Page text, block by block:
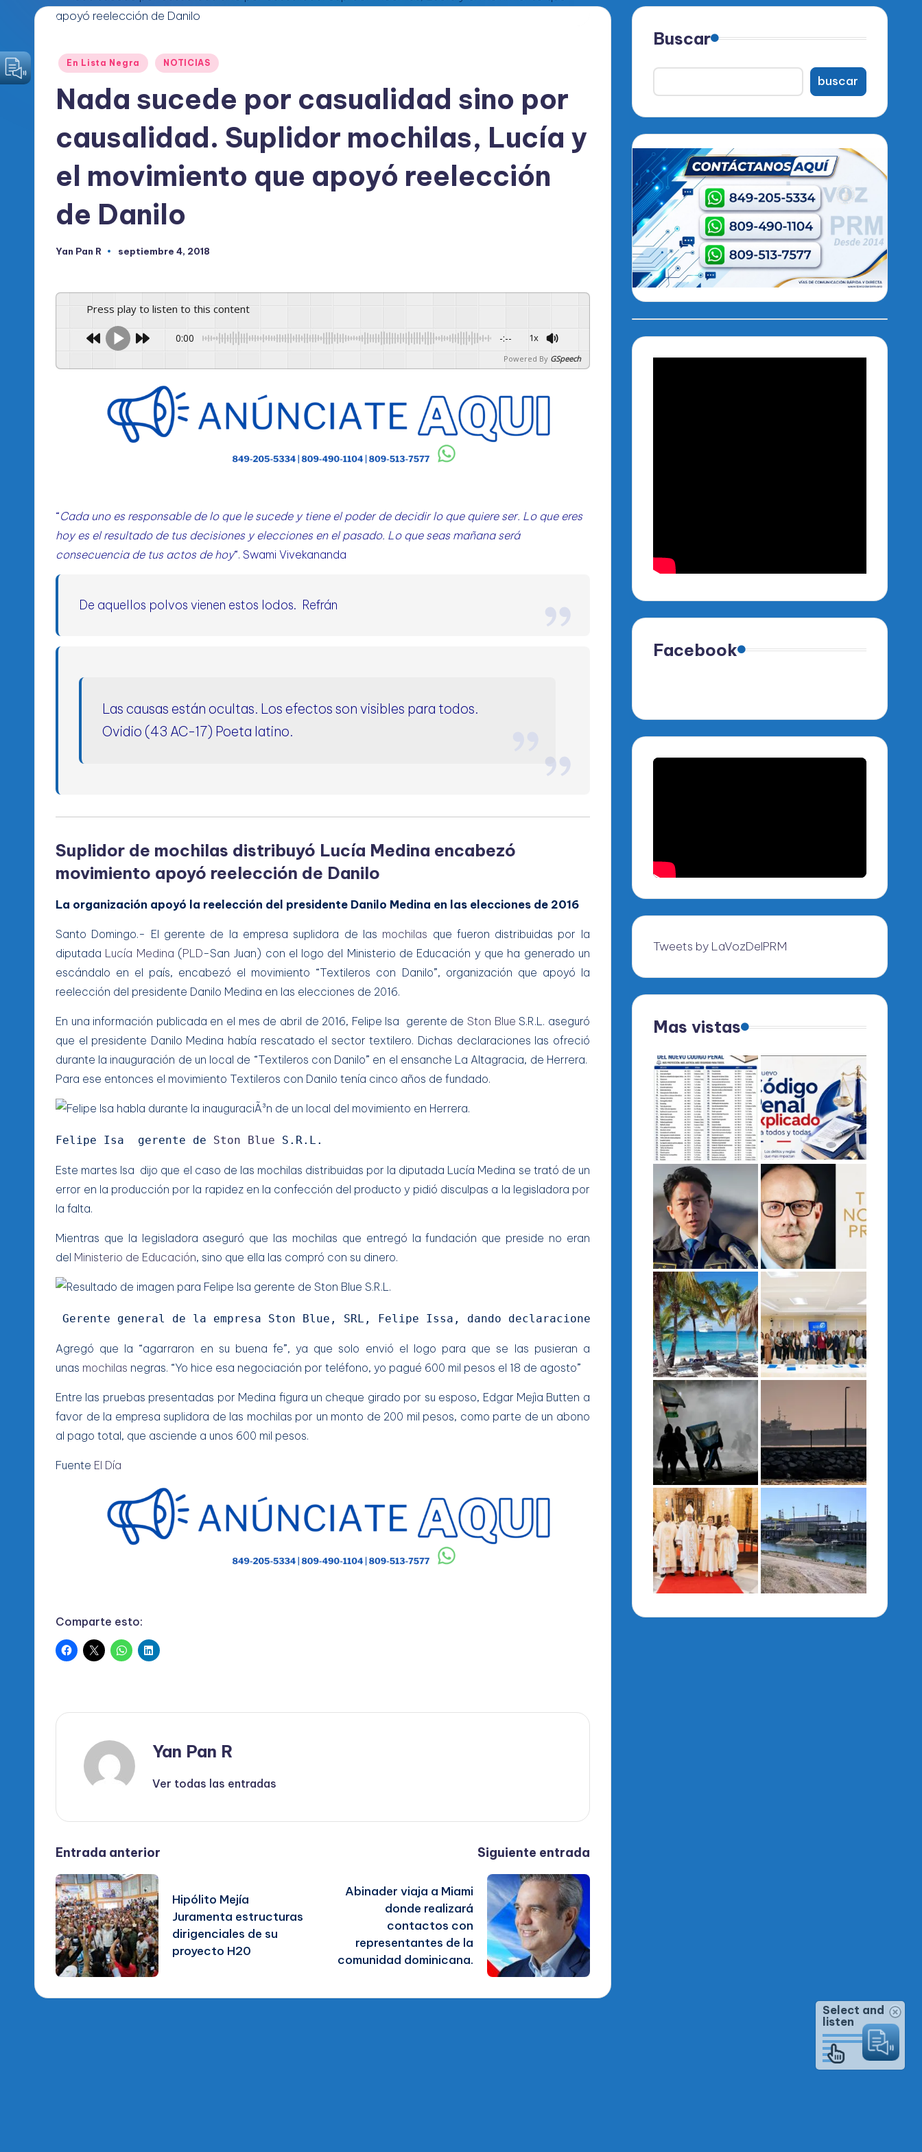
O
Publicado
En Lista Negra NOTICIAS
Nada sucede por casualidad sino por
causalidad. Suplidor mochilas, Lucía y
el movimiento que apoyó reelección
de Danilo
Publicado
Yan Pan R septiembre 4, 2018
Press play to listen to this content
0:00 -:-- 1x
Powered By GSpeech
“Cada uno es responsable de lo que le sucede y tiene el poder de decidir lo que quiere ser. Lo que eres
hoy es el resultado de tus decisiones y elecciones en el pasado. Lo que seas mañana será
consecuencia de tus actos de hoy“. Swami Vivekananda
De aquellos polvos vienen estos lodos. Refrán
Las causas están ocultas. Los efectos son visibles para todos.
Ovidio (43 AC-17) Poeta latino.
Suplidor de mochilas distribuyó Lucía Medina encabezó
movimiento apoyó reelección de Danilo
La organización apoyó la reelección del presidente Danilo Medina en las elecciones de 2016
Santo Domingo.- El gerente de la empresa suplidora de las mochilas que fueron distribuidas por la
diputada Lucía Medina (PLD-San Juan) con el logo del Ministerio de Educación y que ha generado un
escándalo en el país, encabezó el movimiento “Textileros con Danilo”, organización que apoyó la
reelección del presidente Danilo Medina en las elecciones de 2016.
En una información publicada en el mes de abril de 2016, Felipe Isa gerente de Ston Blue S.R.L. aseguró
que el presidente Danilo Medina había rescatado el sector textilero. Dichas declaraciones las ofreció
durante la inauguración de un local de “Textileros con Danilo” en el ensanche La Altagracia, de Herrera.
Para ese entonces el movimiento Textileros con Danilo tenía cinco años de fundado.
Felipe Isa  gerente de Ston Blue S.R.L.
Este martes Isa dijo que el caso de las mochilas distribuidas por la diputada Lucía Medina se trató de un
error en la producción por la rapidez en la confección del producto y pidió disculpas a la legisladora por
la falta.
Mientras que la legisladora aseguró que las mochilas que entregó la fundación que preside no eran
del Ministerio de Educación, sino que ella las compró con su dinero.
Gerente general de la empresa Ston Blue, SRL, Felipe Issa, dando declaraciones.
Agregó que la “agarraron en su buena fe”, ya que solo envió el logo para que se las pusieran a
unas mochilas negras. “Yo hice esa negociación por teléfono, yo pagué 600 mil pesos el 18 de agosto”
Entre las pruebas presentadas por Medina figura un cheque girado por su esposo, Edgar Mejìa Butten a
favor de la empresa suplidora de las mochilas por un monto de 200 mil pesos, como parte de un abono
al pago total, que asciende a unos 600 mil pesos.
Fuente El Día
Comparte esto:
Yan Pan R
Ver todas las entradas
Navegación
de
entradas
Entrada anterior
Hipólito Mejía
Juramenta estructuras
dirigenciales de su
proyecto H20
Siguiente entrada
Abinader viaja a Miami
donde realizará
contactos con
representantes de la
comunidad dominicana.
Buscar
buscar
Facebook
Tweets by LaVozDelPRM
Mas vistas
Select and
listen